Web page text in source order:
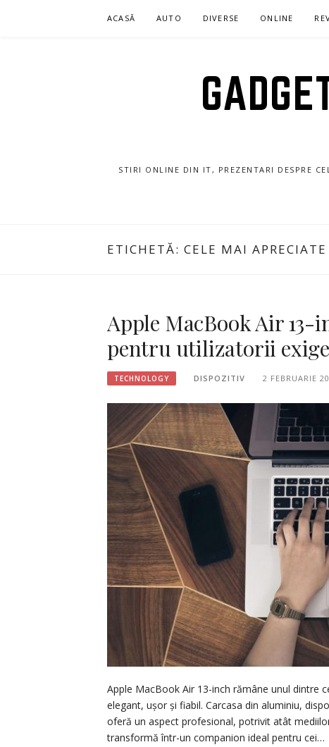
ACASĂ AUTO DIVERSE ONLINE
STIRI ONLINE DIN IT, PREZENTARI DESPRE
ETICHETĂ: CELE MAI
Apple MacBook Air
pentru utilizatorii
TECHNOLOGY DISPOZITIV 2 FEBRUARIE
Apple MacBook Air 13-inch rămâne unul dintre
elegant, ușor și fiabil. Carcasa din aluminiu,
oferă un aspect profesional, potrivit atât
transformă într-un companion ideal pentru cei…